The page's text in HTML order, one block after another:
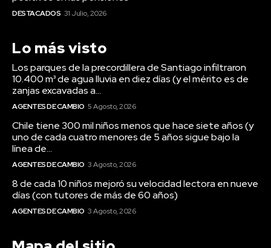
Los parques de la precordillera de Santiago infiltraron
10.400 m³ de agua lluvia en diez días (y el mérito es de
AGENTES DE CAMBIO 5 Agosto, 2026
Chile tiene 300 mil niños menos que hace siete años (y
uno de cada cuatro menores de 5 años sigue bajo la
línea de...
AGENTES DE CAMBIO 3 Agosto, 2026
8 de cada 10 niños mejoró su velocidad lectora en nueve
días (con tutores de más de 60 años)
AGENTES DE CAMBIO
Mapa del sitio
Alianzas